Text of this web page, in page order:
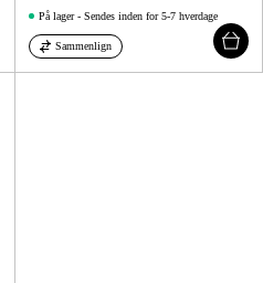
På lager - Sendes inden for 5-7 hverdage
Sammenlign